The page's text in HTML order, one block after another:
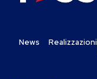
News Realizzazioni